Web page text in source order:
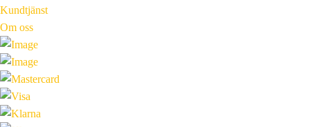
Kundtjänst
Om oss